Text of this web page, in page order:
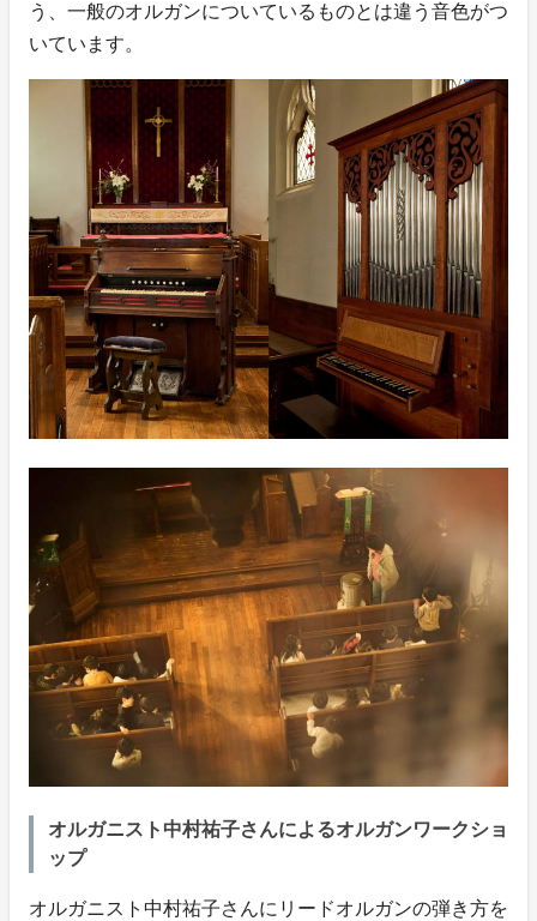
う、一般のオルガンについているものとは違う音色がつ
いています。
オルガニスト中村祐子さんによるオルガンワークショ
ップ
オルガニスト中村祐子さんにリードオルガンの弾き方を